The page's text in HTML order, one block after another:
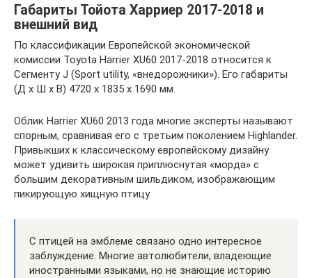
Габариты Тойота Харриер 2017-2018 и
внешний вид
По классификации Европейской экономической
комиссии Toyota Harrier XU60 2017-2018 относится к
Сегменту J (Sport utility, «внедорожники»). Его габариты
(Д x Ш x В) 4720 x 1835 x 1690 мм.
Облик Harrier XU60 2013 года многие эксперты называют
спорным, сравнивая его с третьим поколением Highlander.
Привыкших к классическому европейскому дизайну
может удивить широкая приплюснутая «морда» с
большим декоративным шильдиком, изображающим
пикирующую хищную птицу.
С птицей на эмблеме связано одно интересное
заблуждение. Многие автолюбители, владеющие
иностранными языками, но не знающие историю